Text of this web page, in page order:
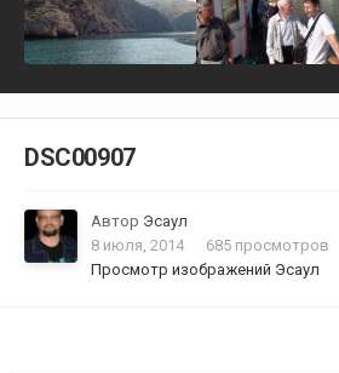
DSC00907
Автор Эсаул
8 июля, 2014
685 просмотров
Просмотр изображений Эсаул